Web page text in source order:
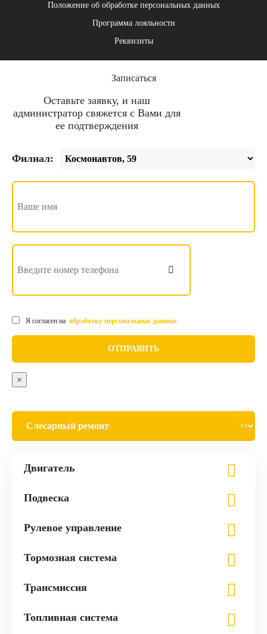
Положение об обработке персональных данных
Программа лояльности
Реквизиты
Записаться
Оставьте заявку, и наш
администратор свяжется с Вами для
ее подтверждения
Филиал:
Я согласен на обработку персональных данных
×
Двигатель
Подвеска
Рулевое управление
Тормозная система
Трансмиссия
Топливная система